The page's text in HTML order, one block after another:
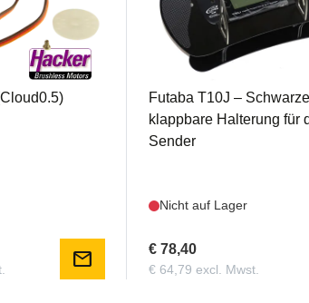
mail
SPT10JB-ED-
Futaba T10J –
klappbare Halterung für
Sender
Nicht auf Lager
€ 78,40
€ 64,79 excl. Mwst.